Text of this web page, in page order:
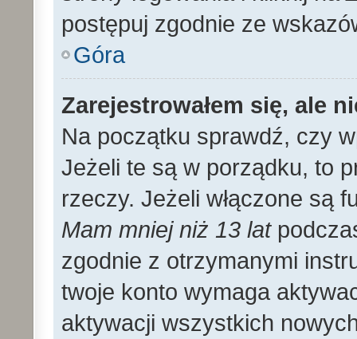
postępuj zgodnie ze
Góra
Zarejestrowałem się, ale
Na początku sprawdź, czy
Jeżeli te są w porządku, to
rzeczy. Jeżeli włączone są
Mam mniej niż 13 lat
zgodnie z otrzymanymi
twoje konto wymaga
aktywacji wszystkich